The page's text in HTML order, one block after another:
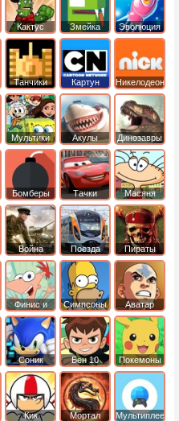
Кактус
маккой
Змейка Эволюция
Танчики
Картун
нетворк
Никелодеон
Мультики Акулы Динозавры
Бомберы Тачки Масяня
Война Поезда
Пираты
Карибского
Моря
Финис и
Ферб
Симпсоны
Аватар
легенда об
Аанге
Соник Бен 10 Покемоны
Кик
Мортал
Мультиплеер